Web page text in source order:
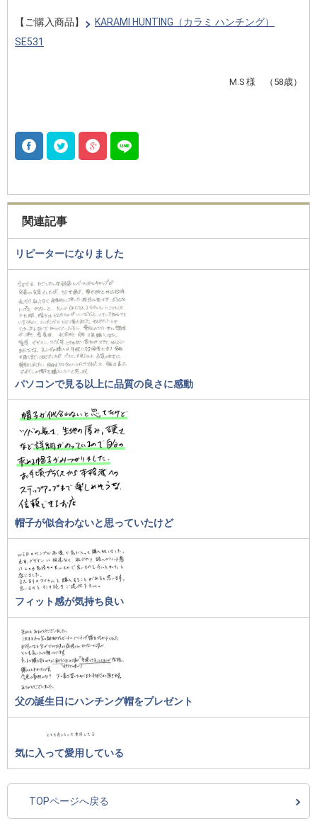
【ご購入商品】
KARAMI HUNTING（カラミ ハンチング）
SE531
M.S 様 （58歳）
関連記事
リピーターになりました
パソコンで見る以上に品質の良さに感動
帽子が似合わないと思っていたけど
フィット感が気持ち良い
父の誕生日にハンチング帽をプレゼント
気に入って愛用している
TOPページへ戻る